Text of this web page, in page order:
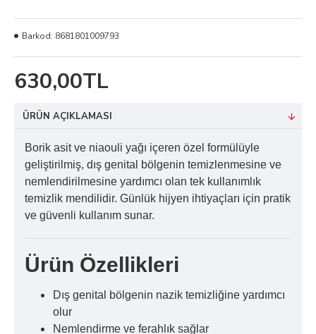
630,00TL
Barkod: 8681801009793
ÜRÜN AÇIKLAMASI
Borik asit ve niaouli yağı içeren özel formülüyle
geliştirilmiş, dış genital bölgenin temizlenmesine ve
nemlendirilmesine yardımcı olan tek kullanımlık
temizlik mendilidir. Günlük hijyen ihtiyaçları için pratik
ve güvenli kullanım sunar.
Ürün Özellikleri
Dış genital bölgenin nazik temizliğine yardımcı
olur
Nemlendirme ve ferahlık sağlar